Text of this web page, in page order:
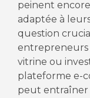
peinent
adaptée à
question
entrepreneurs
vitrine ou
plateforme e-
peut entraîner